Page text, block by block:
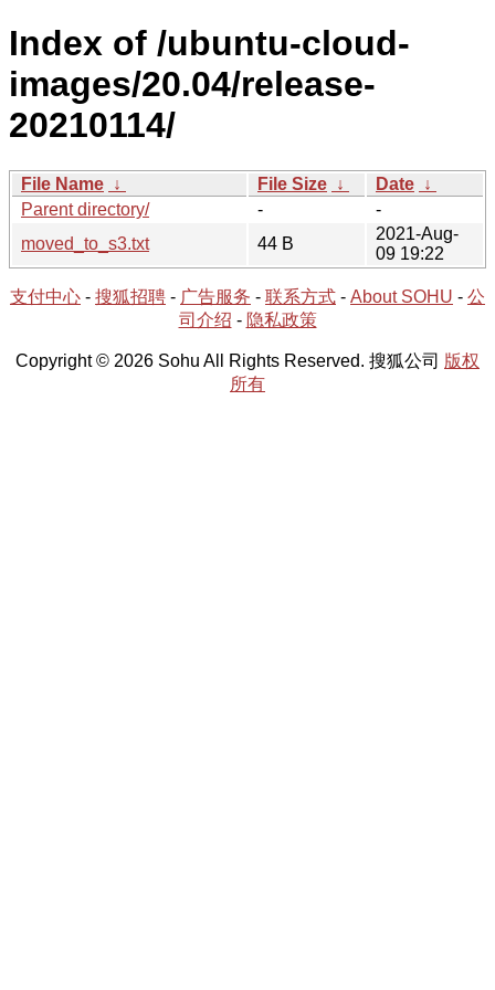
Index of /ubuntu-cloud-
images/20.04/release-
20210114/
File Name ↓ File Size ↓ Date ↓
Parent directory/
-
-
moved_to_s3.txt
44 B
2021-Aug-
09 19:22
支付中心 - 搜狐招聘 - 广告服务 - 联系方式 - About SOHU - 公
司介绍 - 隐私政策
Copyright © 2026 Sohu All Rights Reserved. 搜狐公司 版权
所有